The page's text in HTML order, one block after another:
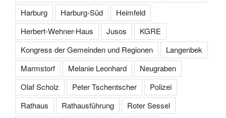
Harburg
Harburg-Süd
Heimfeld
Herbert-Wehner-Haus
Jusos
KGRE
Kongress der Gemeinden und Regionen
Langenbek
Marmstorf
Melanie Leonhard
Neugraben
Olaf Scholz
Peter Tschentscher
Polizei
Rathaus
Rathausführung
Roter Sessel